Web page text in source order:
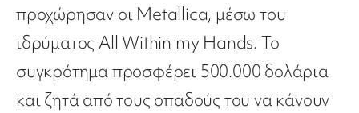
προχώρησαν οι Metallica, μέσω του
ιδρύματος All Within my Hands. To
συγκρότημα προσφέρει 500.000 δολάρια
και ζητά από τους οπαδούς του να κάνουν